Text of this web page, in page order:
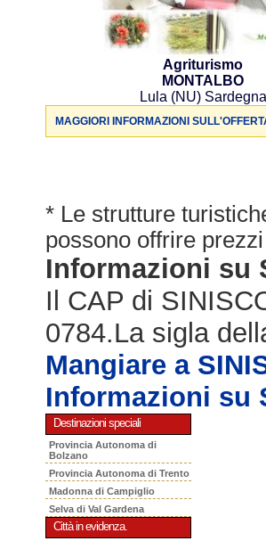
Agriturismo
MONTALBO
Lula (NU) Sardegna
MAGGIORI INFORMAZIONI
* Le strutture
possono offrire
Informazioni su
Il CAP di
0784.La sigla
Mangiare a
Informazioni su
Destinazioni speciali
Provincia Autonoma di
Bolzano
Provincia Autonoma di Trento
Madonna di Campiglio
Selva di Val Gardena
Città in evidenza.